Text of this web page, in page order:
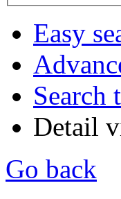
Easy
Search
Detail
Go back